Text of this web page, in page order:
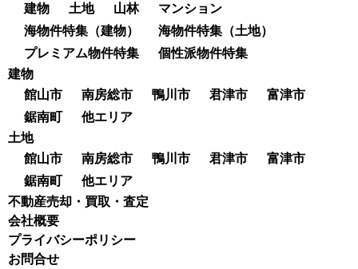
建物
土地 山林
マンション
海物件特集（建物）
海物件特集（土地）
プレミアム物件特集
個性派物件特集
建物
館山市
南房総市 鴨川市 君津市
富津市
鋸南町
他エリア
土地
館山市
南房総市 鴨川市 君津市
富津市
鋸南町
他エリア
不動産売却・買取・査定
会社概要
プライバシーポリシー
お問合せ